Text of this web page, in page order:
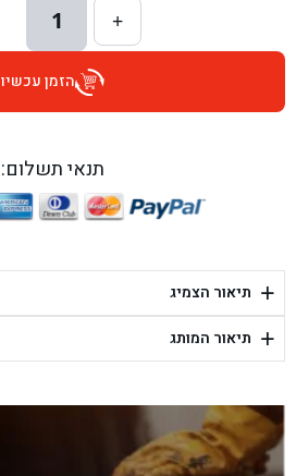
בן גל - שדרות דוד בן גוריון 8, באר שבע - באר שבע
בן גל - היובלים 26, הוד השרון - הוד השרון
בן גל - יפת 88, תל אביב יפו - תל אביב
בן גל - דור אלון הר טוב - בית שמש
+
1
הזמן עכשיו
תנאי תשלום:
+ תיאור הצמיג
+ תיאור המותג